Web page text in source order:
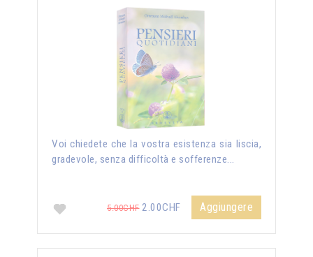
Voi chiedete che la vostra esistenza sia liscia,
gradevole, senza difficoltà e sofferenze...
5.00CHF2.00CHF Aggiungere